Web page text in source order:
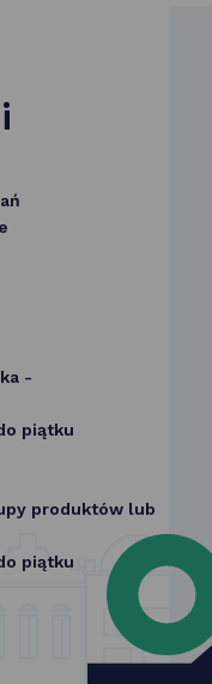
-
piątku
produktów lub
piątku